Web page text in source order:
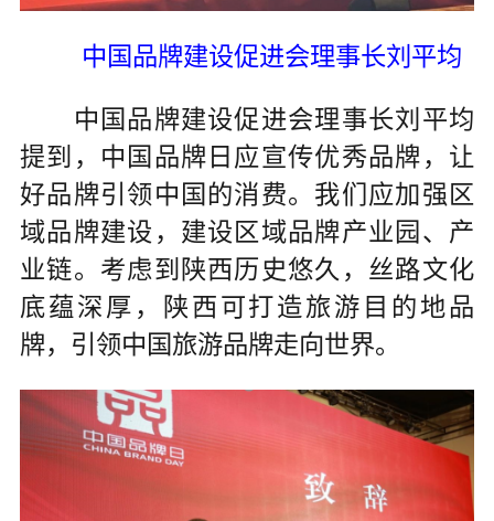
中国品牌建设促进会理事长刘平均
中国品牌建设促进会理事长刘平均
提到，中国品牌日应宣传优秀品牌，让
好品牌引领中国的消费。我们应加强区
域品牌建设，建设区域品牌产业园、产
业链。考虑到陕西历史悠久，丝路文化
底蕴深厚，陕西可打造旅游目的地品
牌，引领中国旅游品牌走向世界。